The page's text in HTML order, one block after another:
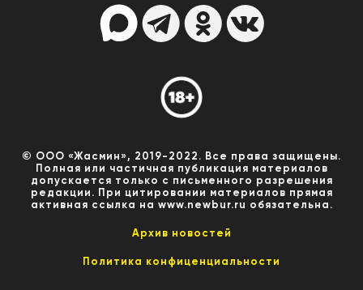
© ООО «Жасмин», 2019-2022. Все права защищены.
Полная или частичная публикация материалов
допускается только с письменного разрешения
редакции. При цитировании материалов прямая
активная ссылка на www.newbur.ru обязательна.
Архив новостей
Политика конфиценциальности